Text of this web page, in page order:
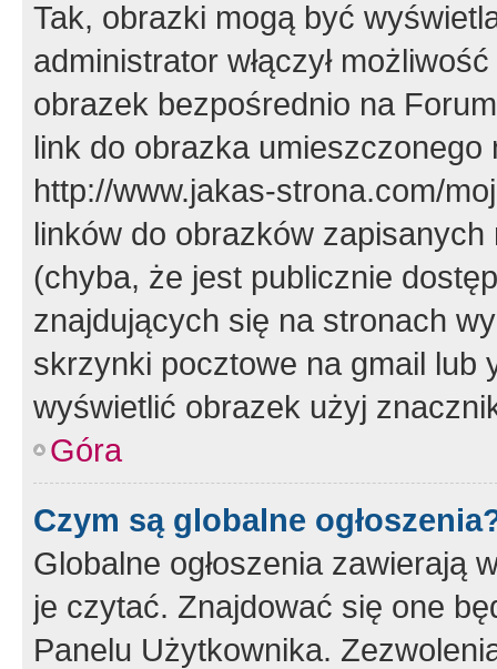
Tak, obrazki mogą być
administrator włączył
obrazek bezpośrednio na
link do obrazka
http://www.jakas-strona.com/
linków do obrazków
(chyba, że jest publicznie
znajdujących się na stronach
skrzynki pocztowe na gmail lub
wyświetlić obrazek użyj
Góra
Czym są globalne
Globalne ogłoszenia zawierają
je czytać. Znajdować się one
Panelu Użytkownika.